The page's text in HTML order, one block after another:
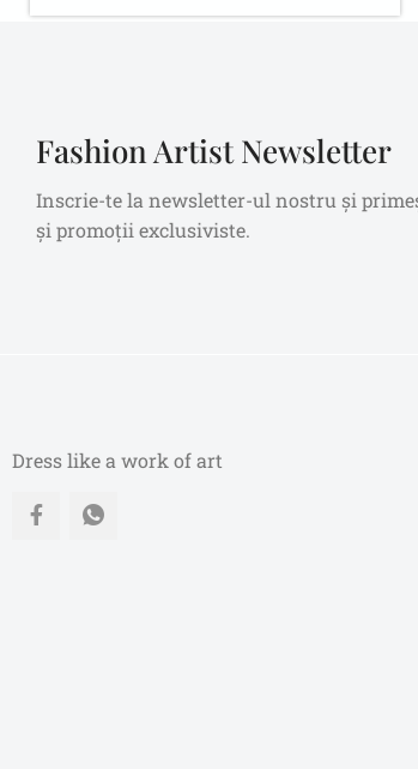
Fashion Artist Newsletter
Inscrie-te la newsletter-ul nostru și
și promoții exclusiviste.
Dress like a work of art